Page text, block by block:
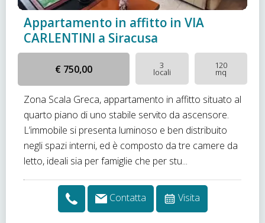
Appartamento in affitto in VIA
CARLENTINI a Siracusa
€ 750,00 3
locali
120
mq
Zona Scala Greca, appartamento in affitto situato al
quarto piano di uno stabile servito da ascensore.
L’immobile si presenta luminoso e ben distribuito
negli spazi interni, ed è composto da tre camere da
letto, ideali sia per famiglie che per stu...
Contatta Visita